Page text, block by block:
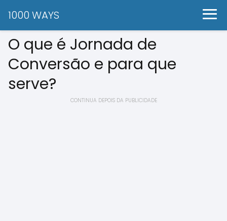
1000 WAYS
O que é Jornada de
Conversão e para que
serve?
CONTINUA DEPOIS DA PUBLICIDADE